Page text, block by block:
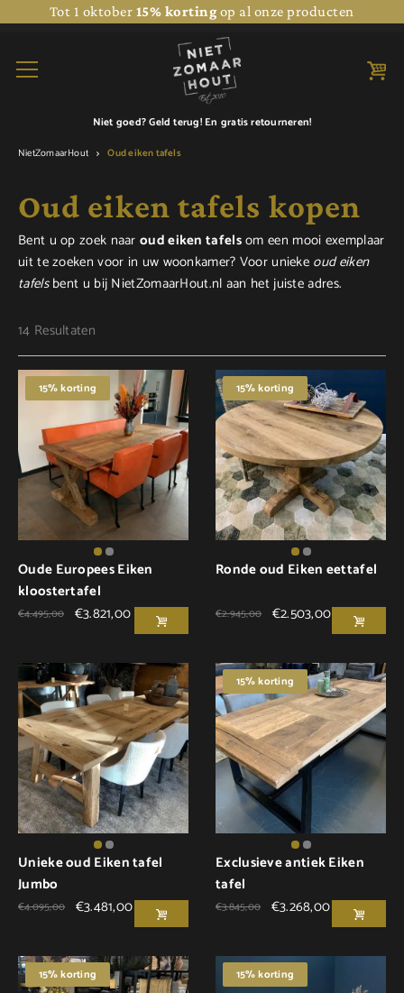
Tot 1 oktober 15% kortingop al onze producten
Niet goed? Geld terug! En gratis retourneren!
NietZomaarHout Oud eiken tafels
Oud eiken tafels kopen
Bent u op zoek naar oud eiken tafelsom een mooi exemplaar
uit te zoeken voor in uw woonkamer? Voor unieke oud eiken
tafelsbent u bij NietZomaarHout.nl aan het juiste adres.
14 Resultaten
15% korting
Oude Europees Eiken
kloostertafel
€4.495,00 €3.821,00
15% korting
Ronde oud Eiken eettafel
€2.945,00 €2.503,00
Unieke oud Eiken tafel
Jumbo
€4.095,00 €3.481,00
15% korting
Exclusieve antiek Eiken
tafel
€3.845,00 €3.268,00
15% korting 15% korting